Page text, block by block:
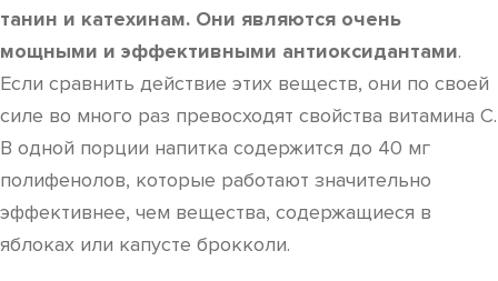
танин и катехинам. Они являются очень
мощными и эффективными антиоксидантами.
Если сравнить действие этих веществ, они по своей
силе во много раз превосходят свойства витамина C.
В одной порции напитка содержится до 40 мг
полифенолов, которые работают значительно
эффективнее, чем вещества, содержащиеся в
яблоках или капусте брокколи.